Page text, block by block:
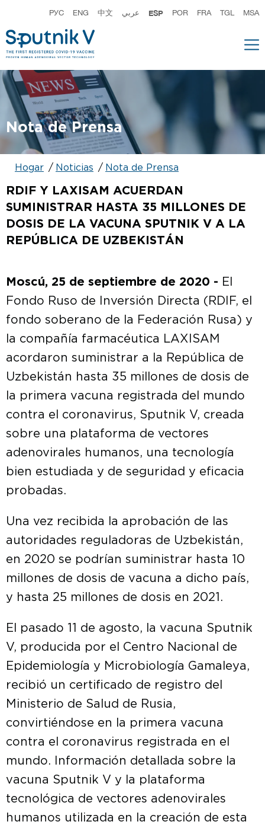
РУС ENG 中文 عربي ESP POR FRA TGL MSA
Nota de Prensa
Hogar Noticias Nota de Prensa
RDIF Y LAXISAM ACUERDAN
SUMINISTRAR HASTA 35 MILLONES DE
DOSIS DE LA VACUNA SPUTNIK V A LA
REPÚBLICA DE UZBEKISTÁN
Moscú, 25 de septiembre de 2020 - El
Fondo Ruso de Inversión Directa (RDIF, el
fondo soberano de la Federación Rusa) y
la compañía farmacéutica LAXISAM
acordaron suministrar a la República de
Uzbekistán hasta 35 millones de dosis de
la primera vacuna registrada del mundo
contra el coronavirus, Sputnik V, creada
sobre una plataforma de vectores
adenovirales humanos, una tecnología
bien estudiada y de seguridad y eficacia
probadas.
Una vez recibida la aprobación de las
autoridades reguladoras de Uzbekistán,
en 2020 se podrían suministrar hasta 10
millones de dosis de vacuna a dicho país,
y hasta 25 millones de dosis en 2021.
El pasado 11 de agosto, la vacuna Sputnik
V, producida por el Centro Nacional de
Epidemiología y Microbiología Gamaleya,
recibió un certificado de registro del
Ministerio de Salud de Rusia,
convirtiéndose en la primera vacuna
contra el coronavirus registrada en el
mundo. Información detallada sobre la
vacuna Sputnik V y la plataforma
tecnológica de vectores adenovirales
humanos utilizada en la creación de esta